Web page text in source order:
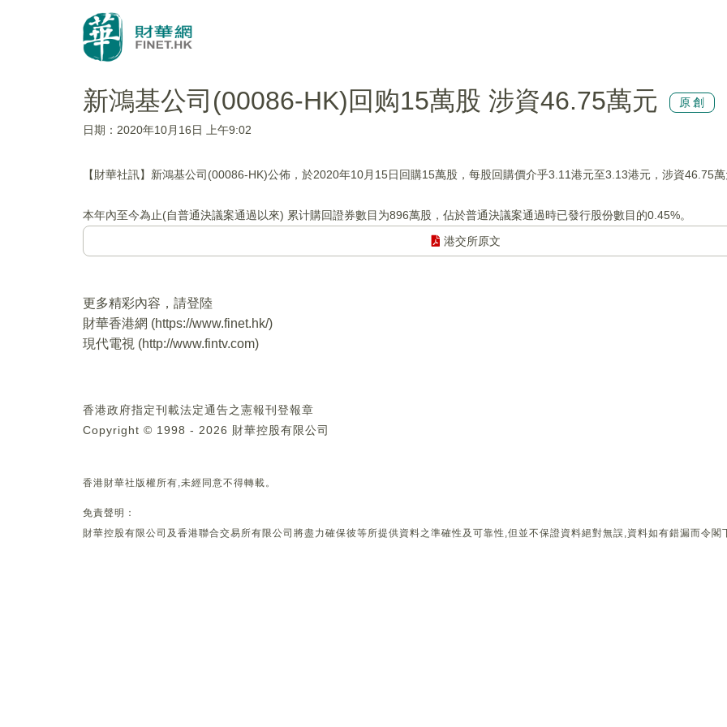
新鴻基公司(00086-HK)回购15萬股 涉資46.75萬元 原創
日期：2020年10月16日 上午9:02
【財華社訊】新鴻基公司(00086-HK)公佈，於2020年10月15日回購15萬股，每股回購價介乎3.11港元至3.13港元，涉資46.75
本年內至今為止(自普通決議案通過以來) 累计購回證券數目为896萬股，佔於普通決議案通過時已發行股份數目的0.45%。
港交所原文
更多精彩內容，請登陸
財華香港網 (https://www.finet.hk/)
現代電視 (http://www.fintv.com)
香港政府指定刊載法定通告之憲報刊登報章
Copyright © 1998 - 2026 財華控股有限公司
香港財華社版權所有,未經同意不得轉載。
免責聲明：
財華控股有限公司及香港聯合交易所有限公司將盡力確保彼等所提供資料之準確性及可靠性,但並不保證資料絕對無誤,資料如有錯漏而令